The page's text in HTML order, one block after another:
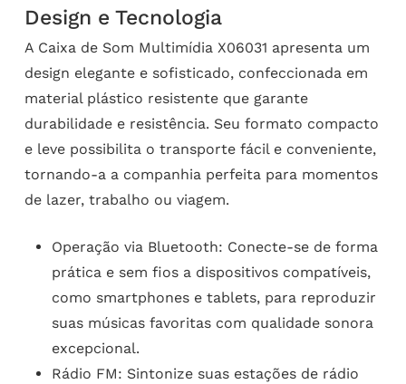
Design e Tecnologia
A Caixa de Som Multimídia X06031 apresenta um
design elegante e sofisticado, confeccionada em
material plástico resistente que garante
durabilidade e resistência. Seu formato compacto
e leve possibilita o transporte fácil e conveniente,
tornando-a a companhia perfeita para momentos
de lazer, trabalho ou viagem.
Operação via Bluetooth: Conecte-se de forma
prática e sem fios a dispositivos compatíveis,
como smartphones e tablets, para reproduzir
suas músicas favoritas com qualidade sonora
excepcional.
Rádio FM: Sintonize suas estações de rádio